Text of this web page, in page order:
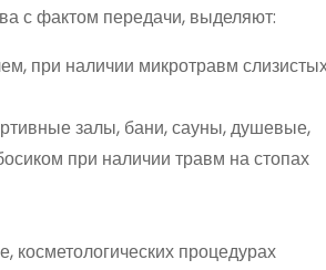
с фактом передачи, выделяют:
при наличии микротравм
залы, бани, сауны, душевые,
при наличии травм на стопах
процедурах